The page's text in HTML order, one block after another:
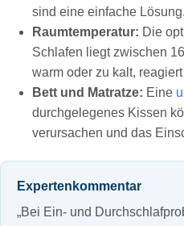
sind eine einfache Lösung.
Raumtemperatur: Die
Schlafen liegt zwischen
warm oder zu kalt,
Bett und Matratze: Eine
durchgelegenes Kissen
verursachen und das
Expertenkommentar
„Bei Ein‑ und